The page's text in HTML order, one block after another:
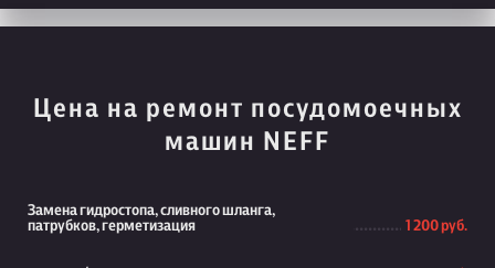
Цена на ремонт посудомоечных
машин NEFF
Замена гидростопа, сливного шланга,
патрубков, герметизация
1 200 руб.